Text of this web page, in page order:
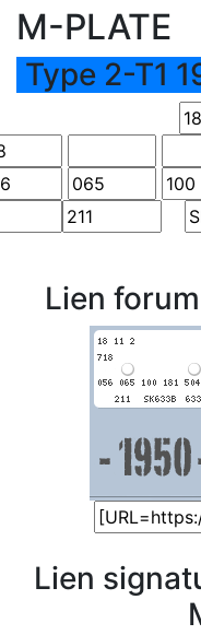
M-PLATE
Type 2-T1
Lien
Lien